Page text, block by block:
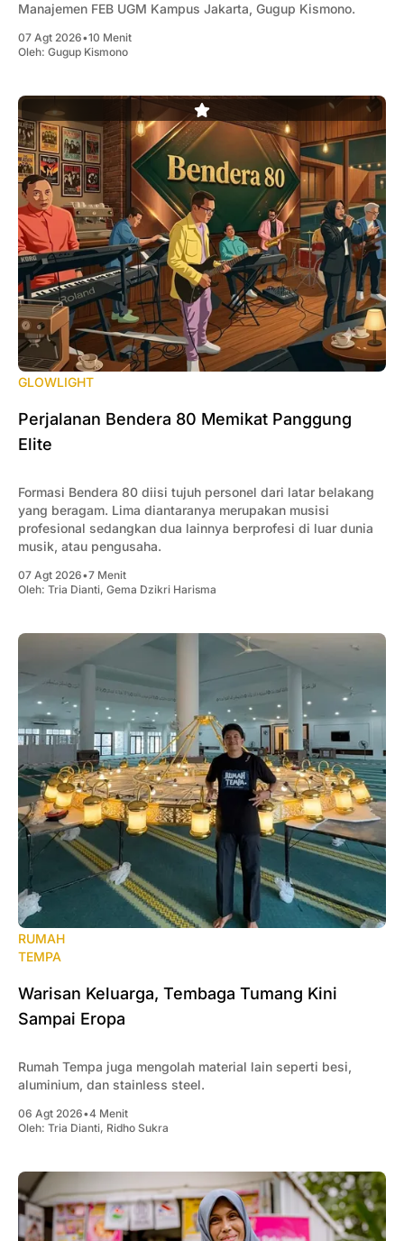
Manajemen FEB UGM Kampus Jakarta, Gugup Kismono.
07 Agt 2026•10 Menit
Oleh: Gugup Kismono
GLOWLIGHT
Perjalanan Bendera 80 Memikat Panggung
Elite
Formasi Bendera 80 diisi tujuh personel dari latar belakang
yang beragam. Lima diantaranya merupakan musisi
profesional sedangkan dua lainnya berprofesi di luar dunia
musik, atau pengusaha.
07 Agt 2026•7 Menit
Oleh: Tria Dianti, Gema Dzikri Harisma
RUMAH
TEMPA
Warisan Keluarga, Tembaga Tumang Kini
Sampai Eropa
Rumah Tempa juga mengolah material lain seperti besi,
aluminium, dan stainless steel.
06 Agt 2026•4 Menit
Oleh: Tria Dianti, Ridho Sukra